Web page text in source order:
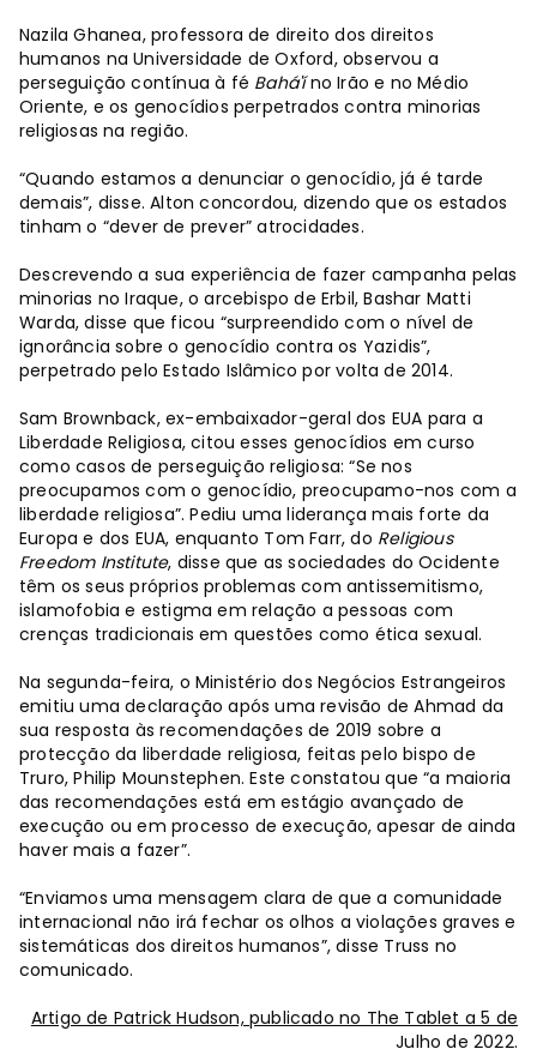
Nazila Ghanea, professora de direito dos direitos
humanos na Universidade de Oxford, observou a
perseguição contínua à fé Bahá'íno Irão e no Médio
Oriente, e os genocídios perpetrados contra minorias
religiosas na região.
“Quando estamos a denunciar o genocídio, já é tarde
demais”, disse. Alton concordou, dizendo que os estados
tinham o “dever de prever” atrocidades.
Descrevendo a sua experiência de fazer campanha pelas
minorias no Iraque, o arcebispo de Erbil, Bashar Matti
Warda, disse que ficou “surpreendido com o nível de
ignorância sobre o genocídio contra os Yazidis”,
perpetrado pelo Estado Islâmico por volta de 2014.
Sam Brownback, ex-embaixador-geral dos EUA para a
Liberdade Religiosa, citou esses genocídios em curso
como casos de perseguição religiosa: “Se nos
preocupamos com o genocídio, preocupamo-nos com a
liberdade religiosa”. Pediu uma liderança mais forte da
Europa e dos EUA, enquanto Tom Farr, do Religious
Freedom Institute, disse que as sociedades do Ocidente
têm os seus próprios problemas com antissemitismo,
islamofobia e estigma em relação a pessoas com
crenças tradicionais em questões como ética sexual.
Na segunda-feira, o Ministério dos Negócios Estrangeiros
emitiu uma declaração após uma revisão de Ahmad da
sua resposta às recomendações de 2019 sobre a
protecção da liberdade religiosa, feitas pelo bispo de
Truro, Philip Mounstephen. Este constatou que “a maioria
das recomendações está em estágio avançado de
execução ou em processo de execução, apesar de ainda
haver mais a fazer”.
“Enviamos uma mensagem clara de que a comunidade
internacional não irá fechar os olhos a violações graves e
sistemáticas dos direitos humanos”, disse Truss no
comunicado.
Artigo de Patrick Hudson, publicado no The Tablet a 5 de
Julho de 2022.